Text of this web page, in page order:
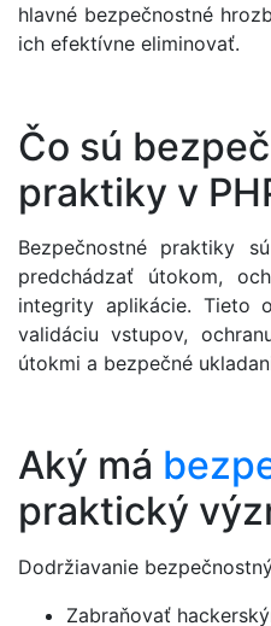
hlavné bezpečnostné
ich efektívne eliminovať.
Čo sú
praktiky v
Bezpečnostné praktiky
predchádzať útokom,
integrity aplikácie. Tieto
validáciu vstupov,
útokmi a bezpečné
Aký má
praktický
Dodržiavanie
Zabraňovať